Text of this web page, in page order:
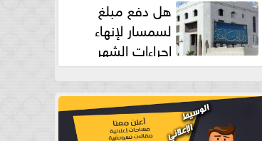
هل دفع مبلغ
لسمسار لإنهاء
إجراءات الشهر
العقارى حلال؟.. أمين الفتوى يجيب